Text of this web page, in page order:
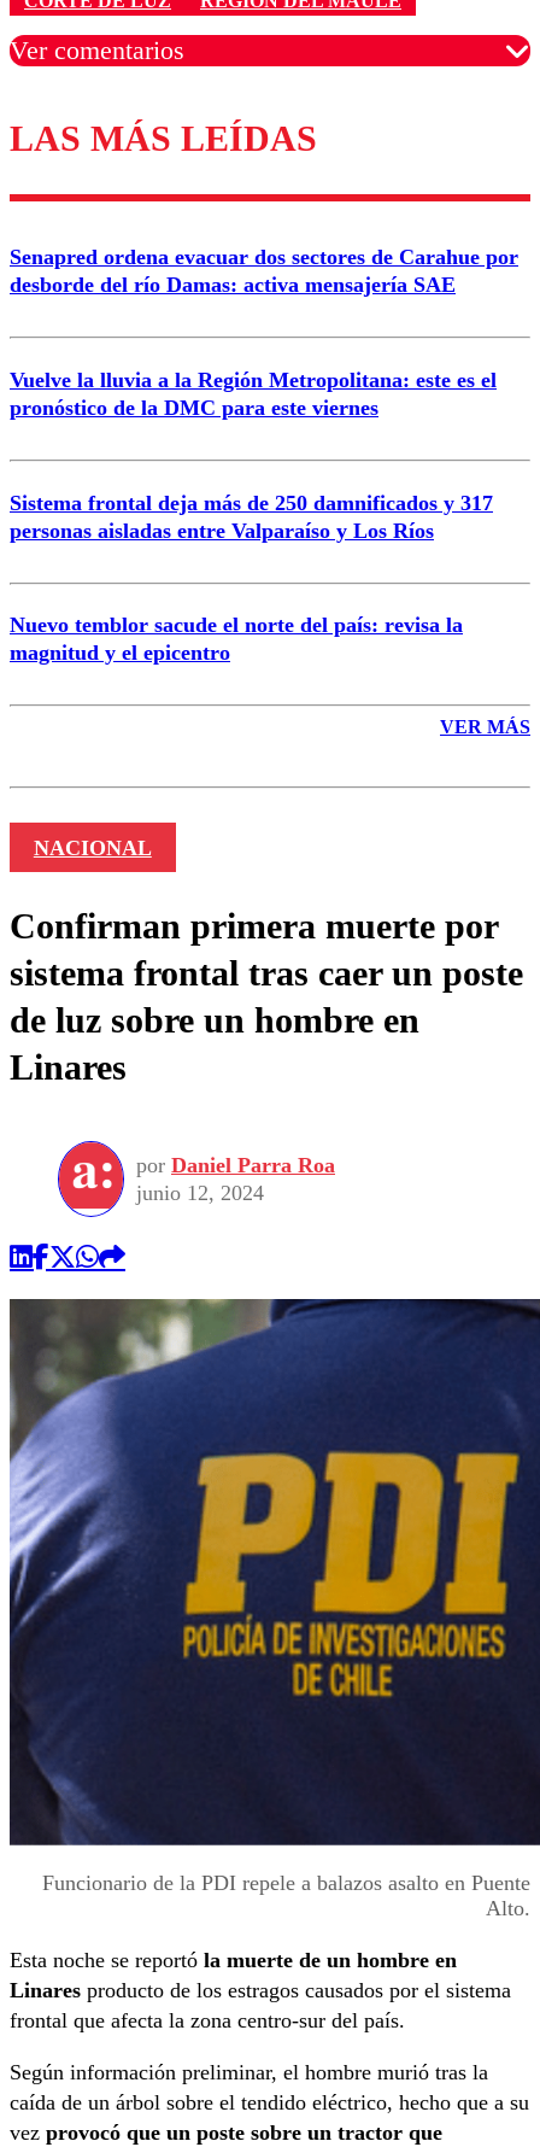
Ver comentarios
Los comentarios son moderados para garantizar un
diálogo respetuoso.
Correo
Enviar comentario
LAS MÁS LEÍDAS
Senapred ordena evacuar dos sectores de Carahue por
desborde del río Damas: activa mensajería SAE
Vuelve la lluvia a la Región Metropolitana: este es el
pronóstico de la DMC para este viernes
Sistema frontal deja más de 250 damnificados y 317
personas aisladas entre Valparaíso y Los Ríos
Nuevo temblor sacude el norte del país: revisa la
magnitud y el epicentro
VER MÁS
NACIONAL
Confirman primera muerte por
sistema frontal tras caer un poste
de luz sobre un hombre en
Linares
por Daniel Parra Roa
junio 12, 2024
Funcionario de la PDI repele a balazos asalto en Puente
Alto.
Esta noche se reportó la muerte de un hombre en
Linares producto de los estragos causados por el sistema
frontal que afecta la zona centro-sur del país.
Según información preliminar, el hombre murió tras la
caída de un árbol sobre el tendido eléctrico, hecho que a su
vez provocó que un poste sobre un tractor que